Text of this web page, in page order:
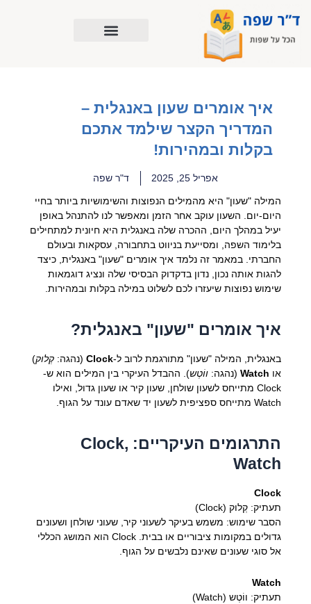
לתוכן
איך אומרים שעון באנגלית –
המדריך הקצר שילמד אתכם
בקלות ובמהירות!
אפריל 25, 2025 ד"ר שפה
המילה "שעון" היא מהמילים הנפוצות והשימושיות ביותר בחיי
היום-יום. השעון עוקב אחר הזמן ומאפשר לנו להתנהל באופן
יעיל במהלך היום, ההכרה שלה באנגלית היא חיונית למתחילים
בלימוד השפה, ומסייעת בניווט בתחבורה, עסקאות ובעולם
החברתי. במאמר זה נלמד איך אומרים "שעון" באנגלית, כיצד
להגות אותה נכון, נדון בדקדוק הבסיסי שלה ונציג דוגמאות
שימוש נפוצות שיעזרו לכם לשלוט במילה בקלות ובמהירות.
איך אומרים "שעון" באנגלית?
באנגלית, המילה "שעון" מתורגמת לרוב ל-Clock(נהגה: קְלוק)
או Watch(נהגה: ווֹטְש). ההבדל העיקרי בין המילים הוא ש-
Clock מתייחס לשעון שולחן, שעון קיר או שעון גדול, ואילו
Watch מתייחס ספציפית לשעון יד שאדם עונד על הגוף.
התרגומים העיקריים: Clock,
Watch
Clock
תעתיק: קְלוק (Clock)
הסבר שימוש: משמש בעיקר לשעוני קיר, שעוני שולחן ושעונים
גדולים במקומות ציבוריים או בבית. Clock הוא המושג הכללי
אל סוגי שעונים שאינם נלבשים על הגוף.
Watch
תעתיק: ווֹטְש (Watch)